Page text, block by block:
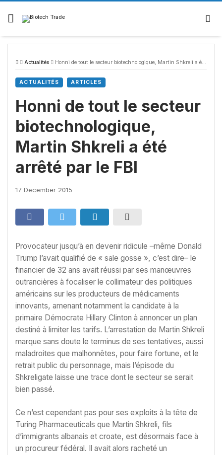
Skip
content
Actualités Honni de tout le secteur biotechnologique, Martin Shkreli a été arrêté par le FBI
ACTUALITÉS ARTICLES
Honni de tout le secteur
biotechnologique,
Martin Shkreli a été
arrêté par le FBI
17 December 2015
Provocateur jusqu’à en devenir ridicule –même Donald
Trump l’avait qualifié de « sale gosse », c’est dire– le
financier de 32 ans avait réussi par ses manœuvres
outrancières à focaliser le collimateur des politiques
américains sur les producteurs de médicaments
innovants, amenant notamment la candidate à la
primaire Démocrate Hillary Clinton à annoncer un plan
destiné à limiter les tarifs. L’arrestation de Martin Shkreli
marque sans doute le terminus de ses tentatives, aussi
maladroites que malhonnêtes, pour faire fortune, et le
retrait public du personnage, mais l’épisode du
Shkreligate laisse une trace dont le secteur se serait
bien passé.
Ce n’est cependant pas pour ses exploits à la tête de
Turing Pharmaceuticals que Martin Shkreli, fils
d’immigrants albanais et croate, est désormais face à
un procureur fédéral. Il avait alors racheté un